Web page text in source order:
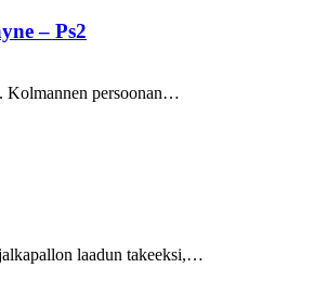
– Ps2
Kolmannen persoonan…
laadun takeeksi,…